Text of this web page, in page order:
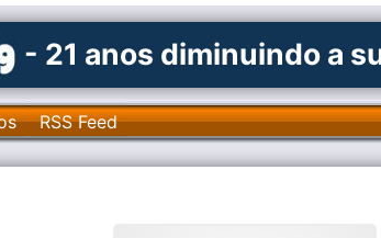
- 21 anos diminuindo a
RSS Feed